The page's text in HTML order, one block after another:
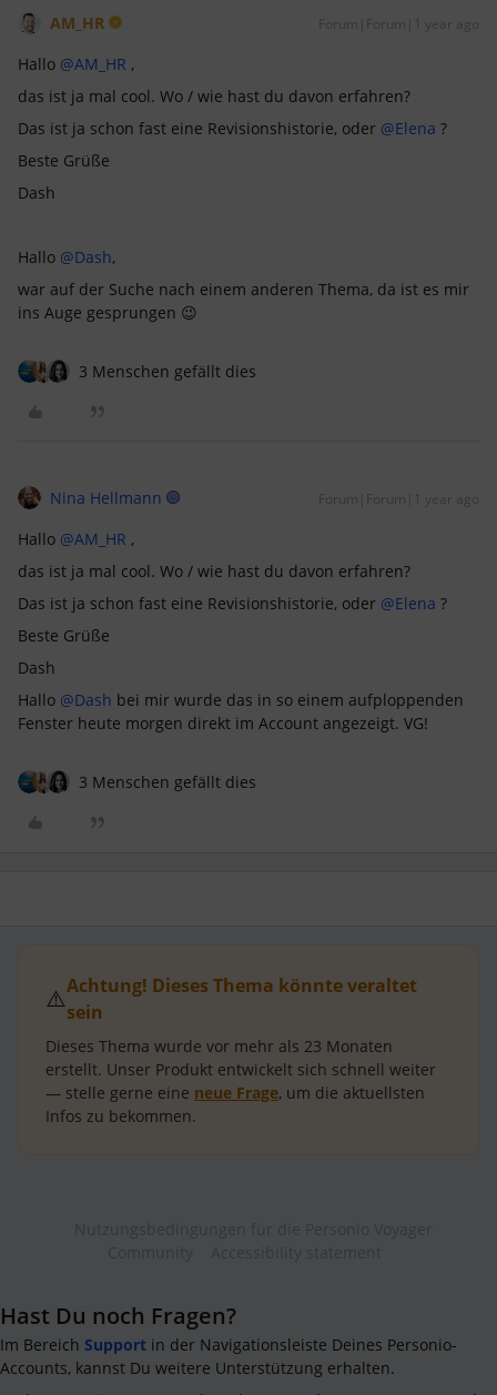
AM_HR Forum|Forum|1 year ago
Hallo @AM_HR ,
das ist ja mal cool. Wo / wie hast du davon erfahren?
Das ist ja schon fast eine Revisionshistorie, oder @Elena ?
Beste Grüße
Dash
Hallo @Dash,
war auf der Suche nach einem anderen Thema, da ist es mir
ins Auge gesprungen 😉
3 Menschen gefällt dies
Nina Hellmann Forum|Forum|1 year ago
Hallo @AM_HR ,
das ist ja mal cool. Wo / wie hast du davon erfahren?
Das ist ja schon fast eine Revisionshistorie, oder @Elena ?
Beste Grüße
Dash
Hallo @Dash bei mir wurde das in so einem aufploppenden
Fenster heute morgen direkt im Account angezeigt. VG!
3 Menschen gefällt dies
⚠️Achtung! Dieses Thema könnte veraltet
sein
Dieses Thema wurde vor mehr als 23 Monaten
erstellt. Unser Produkt entwickelt sich schnell weiter
— stelle gerne eine neue Frage, um die aktuellsten
Infos zu bekommen.
Hast Du noch Fragen?
Im Bereich Support in der Navigationsleiste Deines Personio-
Accounts, kannst Du weitere Unterstützung erhalten.